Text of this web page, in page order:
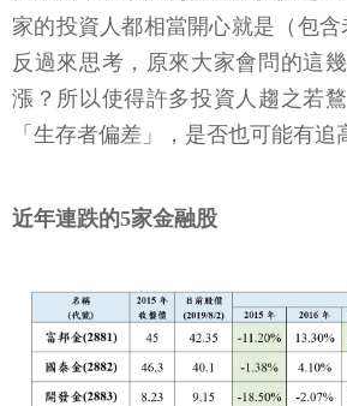
家的投資人都相當開心就是（包
反過來思考，原來大家會問的這
漲？所以使得許多投資人趨之若
「生存者偏差」，是否也可能有追
近年連跌的5家金融股